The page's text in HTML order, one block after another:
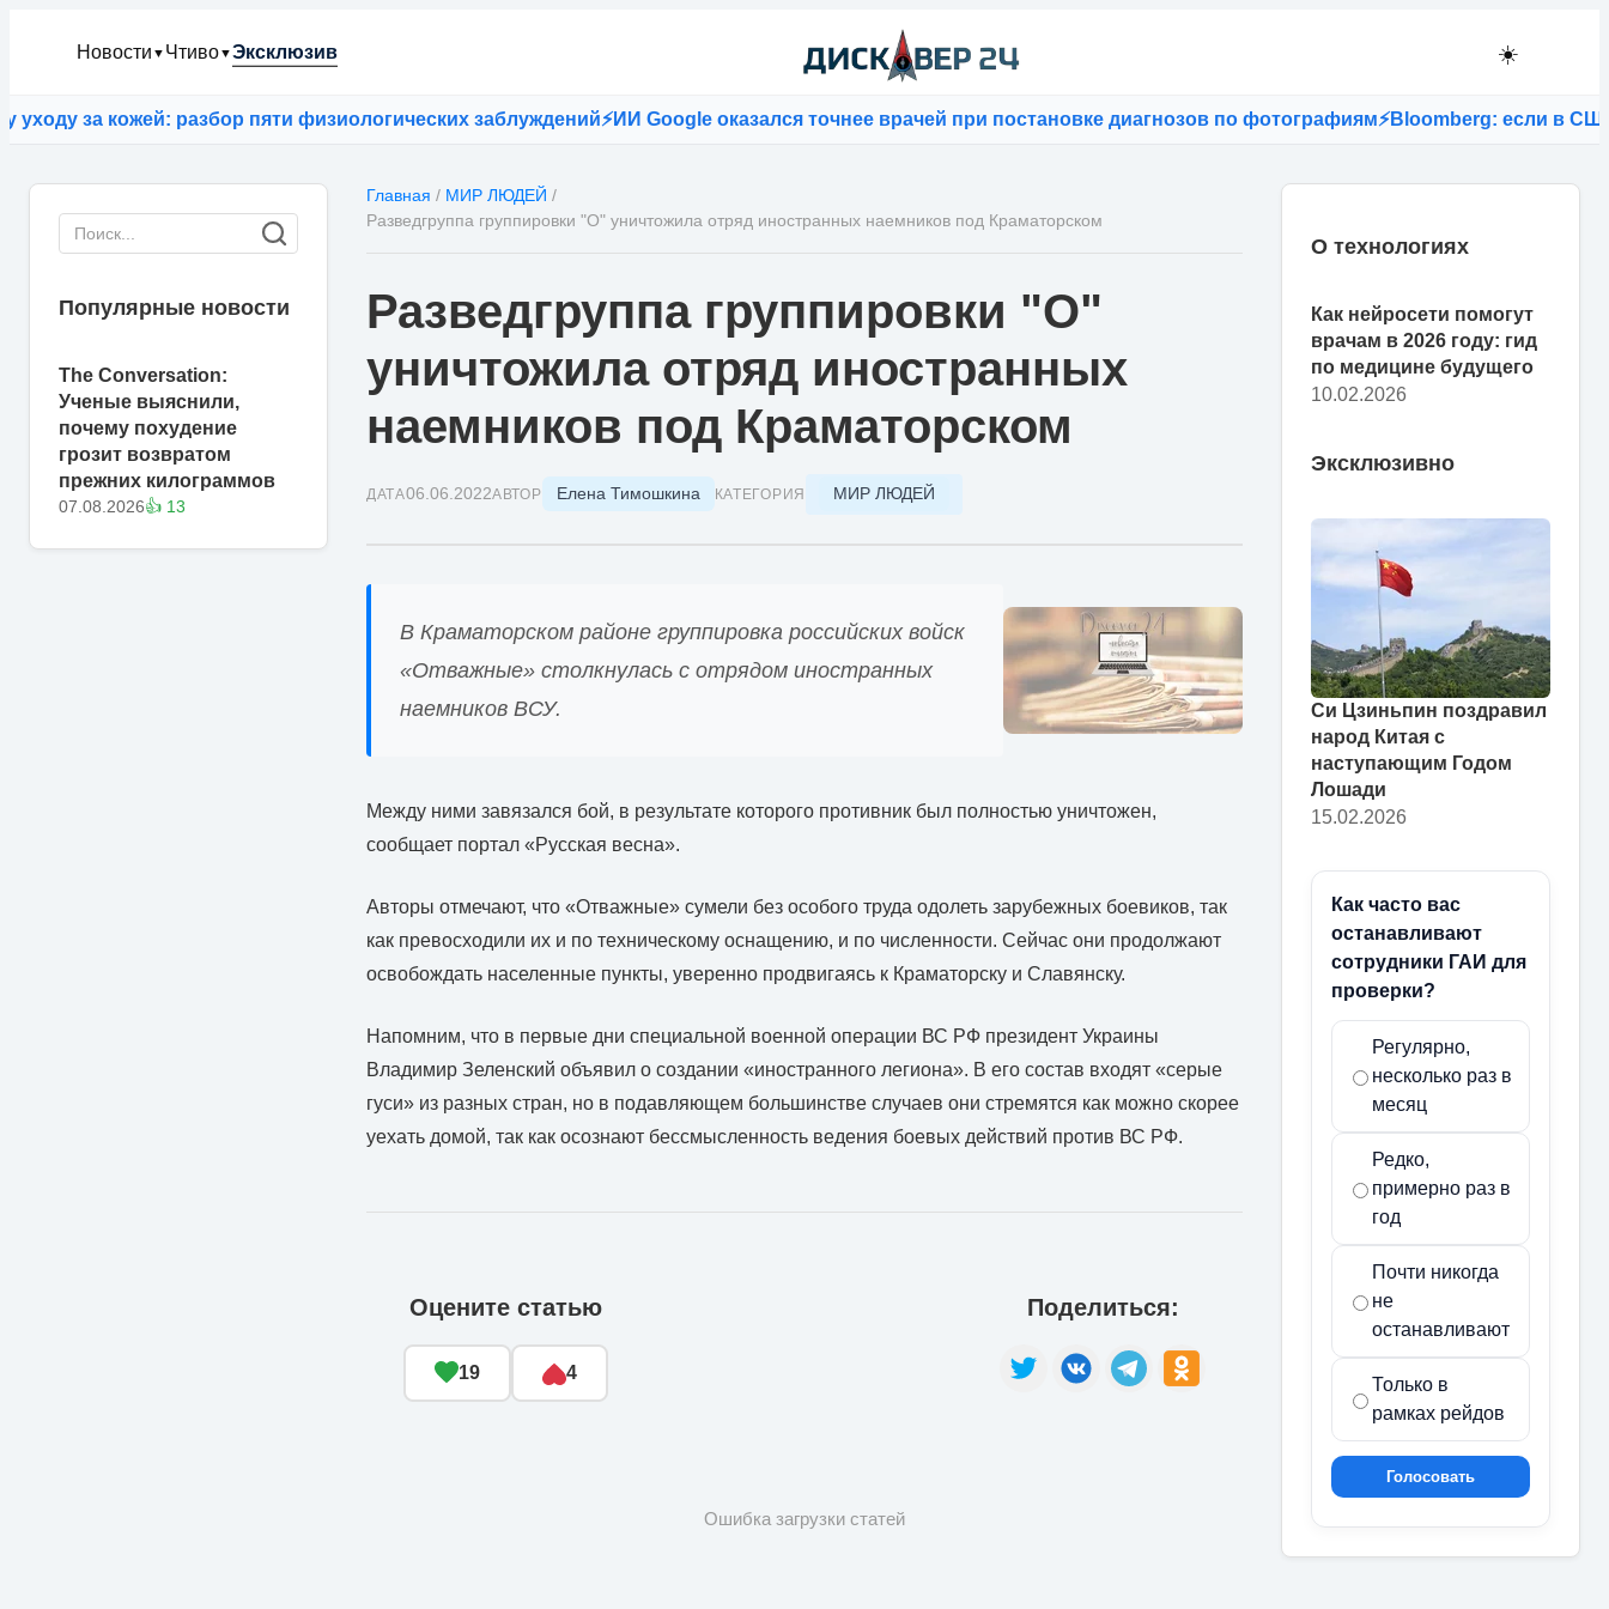
Новости ▼ Чтиво▼Эксклюзив ☀️
за кожей: разбор пяти физиологических заблуждений⚡ИИ Google оказался точнее врачей при постановке диагнозов по фотографиям⚡Bloomberg: если в США
Популярные новости
The Conversation:
Ученые выяснили,
почему похудение
грозит возвратом
прежних килограммов
07.08.2026👍 13
Главная / МИР ЛЮДЕЙ /
Разведгруппа группировки "О" уничтожила отряд иностранных наемников под Краматорском
Разведгруппа группировки "О"
уничтожила отряд иностранных
наемников под Краматорском
ДАТА06.06.2022АВТОР Елена Тимошкина КАТЕГОРИЯ МИР ЛЮДЕЙ
В Краматорском районе группировка российских войск
«Отважные» столкнулась с отрядом иностранных
наемников ВСУ.
Между ними завязался бой, в результате которого противник был полностью уничтожен,
сообщает портал «Русская весна».
Авторы отмечают, что «Отважные» сумели без особого труда одолеть зарубежных боевиков, так
как превосходили их и по техническому оснащению, и по численности. Сейчас они продолжают
освобождать населенные пункты, уверенно продвигаясь к Краматорску и Славянску.
Напомним, что в первые дни специальной военной операции ВС РФ президент Украины
Владимир Зеленский объявил о создании «иностранного легиона». В его состав входят «серые
гуси» из разных стран, но в подавляющем большинстве случаев они стремятся как можно скорее
уехать домой, так как осознают бессмысленность ведения боевых действий против ВС РФ.
Оцените статью
19 4
Поделиться:
Ошибка загрузки статей
О технологиях
Как нейросети помогут
врачам в 2026 году: гид
по медицине будущего
10.02.2026
Эксклюзивно
Си Цзиньпин поздравил
народ Китая с
наступающим Годом
Лошади
15.02.2026
Как часто вас
останавливают
сотрудники ГАИ для
проверки?
Регулярно,
несколько раз в
месяц
Редко,
примерно раз в
год
Почти никогда
не
останавливают
Только в
рамках рейдов
Голосовать